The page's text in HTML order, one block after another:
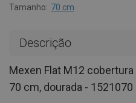
Tamanho: 70 cm
Descrição
Mexen Flat M12
70 cm, dourada - 1521070